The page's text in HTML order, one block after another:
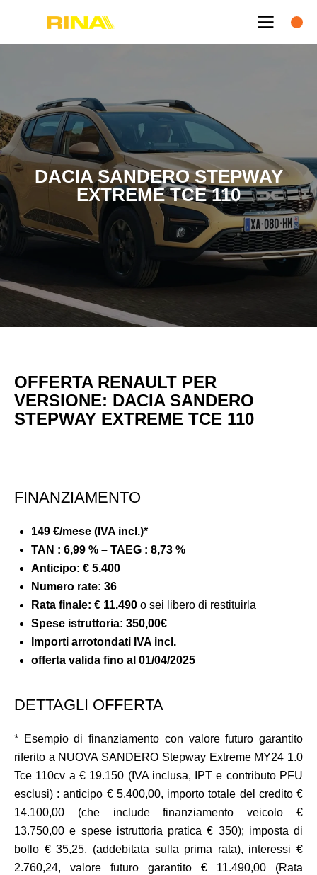
DACIA SANDERO STEPWAY
EXTREME TCE 110
OFFERTA RENAULT PER
VERSIONE: DACIA SANDERO
STEPWAY EXTREME TCE 110
FINANZIAMENTO
149 €/mese (IVA incl.)*
TAN : 6,99 % – TAEG : 8,73 %
Anticipo: € 5.400
Numero rate: 36
Rata finale: € 11.490 o sei libero di restituirla
Spese istruttoria: 350,00€
Importi arrotondati IVA incl.
offerta valida fino al 01/04/2025
DETTAGLI OFFERTA
* Esempio di finanziamento con valore futuro garantito
riferito a NUOVA SANDERO Stepway Extreme MY24 1.0
Tce 110cv a € 19.150 (IVA inclusa, IPT e contributo PFU
esclusi) : anticipo € 5.400,00, importo totale del credito €
14.100,00 (che include finanziamento veicolo €
13.750,00 e spese istruttoria pratica € 350); imposta di
bollo € 35,25, (addebitata sulla prima rata), interessi €
2.760,24, valore futuro garantito € 11.490,00 (Rata